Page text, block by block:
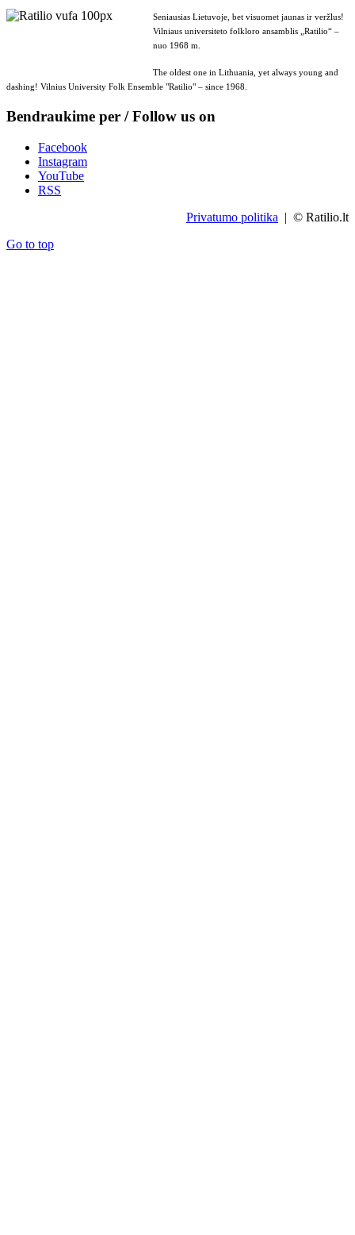
Seniausias Lietuvoje, bet visuomet jaunas ir veržlus!
Vilniaus universiteto folkloro ansamblis „Ratilio“ –
nuo 1968 m.
The oldest one in Lithuania, yet always young and
dashing! Vilnius University Folk Ensemble "Ratilio" – since 1968.
Bendraukime per / Follow us on
Facebook
Instagram
YouTube
RSS
Privatumo politika | © Ratilio.lt
Go to top